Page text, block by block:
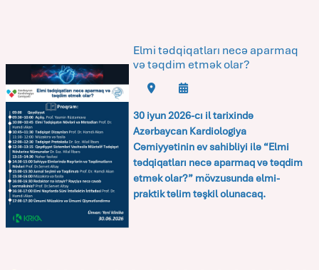
Elmi tədqiqatları necə aparmaq
və təqdim etmək olar?
30 iyun 2026-cı il tarixində
Azərbaycan Kardiologiya
Cəmiyyətinin ev sahibliyi ilə “Elmi
tədqiqatları necə aparmaq və təqdim
etmək olar?”mövzusunda elmi-
praktik təlim təşkil olunacaq.